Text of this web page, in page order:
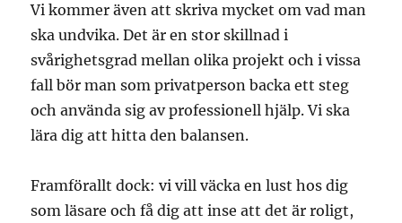
Vi kommer även att skriva mycket om vad man
ska undvika. Det är en stor skillnad i
svårighetsgrad mellan olika projekt och i vissa
fall bör man som privatperson backa ett steg
och använda sig av professionell hjälp. Vi ska
lära dig att hitta den balansen.
Framförallt dock: vi vill väcka en lust hos dig
som läsare och få dig att inse att det är roligt,